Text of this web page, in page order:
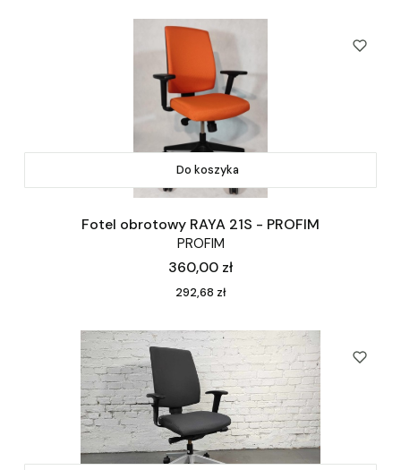
Do koszyka
Fotel obrotowy RAYA 21S - PROFIM
PROFIM
Cena
360,00 zł
Cena
292,68 zł